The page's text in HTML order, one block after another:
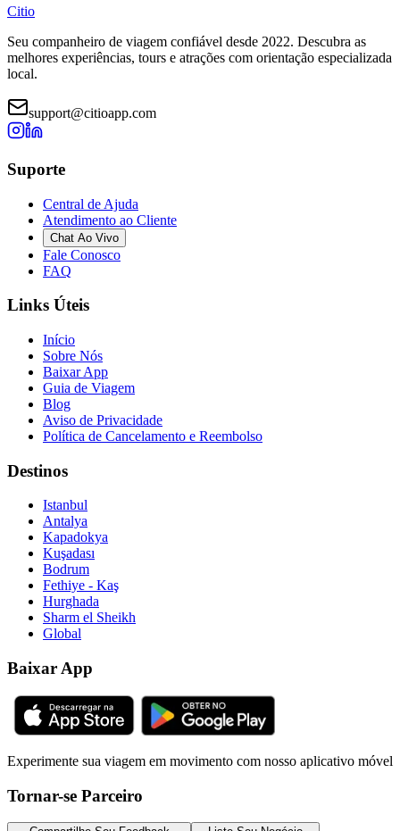
Citio
Seu companheiro de viagem confiável desde 2022. Descubra as
melhores experiências, tours e atrações com orientação especializada
local.
support@citioapp.com
Suporte
Central de Ajuda
Atendimento ao Cliente
Chat Ao Vivo
Fale Conosco
FAQ
Links Úteis
Início
Sobre Nós
Baixar App
Guia de Viagem
Blog
Aviso de Privacidade
Política de Cancelamento e Reembolso
Destinos
Istanbul
Antalya
Kapadokya
Kuşadası
Bodrum
Fethiye - Kaş
Hurghada
Sharm el Sheikh
Global
Baixar App
Experimente sua viagem em movimento com nosso aplicativo móvel
Tornar-se Parceiro